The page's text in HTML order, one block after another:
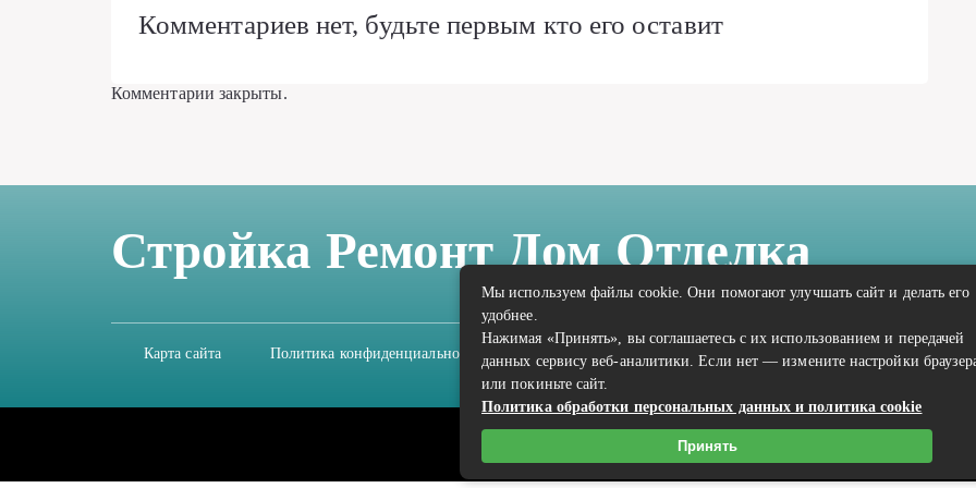
Комментариев нет, будьте первым кто его оставит
Комментарии закрыты.
Стройка Ремонт Дом Отделка
Карта сайта Политика конфиденциальности
Связаться с редакцией сайта: vilic.ru@mailwebsite.ru
Политика обработки персональных данных
Мы используем файлы cookie. Они помогают улучшать сайт и делать его
удобнее.
Нажимая «Принять», вы соглашаетесь с их использованием и передачей
данных сервису веб-аналитики. Если нет — измените настройки
или покиньте сайт.
Политика обработки персональных данных и политика cookie
Принять